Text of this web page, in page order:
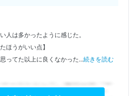
人は多かったように感じた。
ほうがいい点】
ってた以上に良くなかった...続きを読む